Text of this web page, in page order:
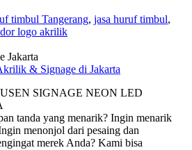
timbul Tangerang, jasa huruf timbul,
logo akrilik
SIGNAGE NEON LED
tanda yang menarik? Ingin menarik
menonjol dari pesaing dan
merek Anda? Kami bisa